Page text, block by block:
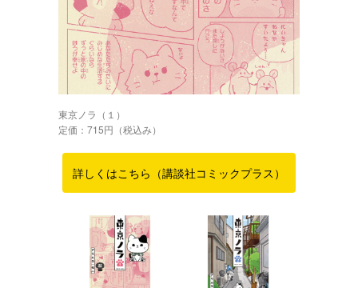
東京ノラ（１）
定価：715円（税込み）
詳しくはこちら（講談社コミックプラス）